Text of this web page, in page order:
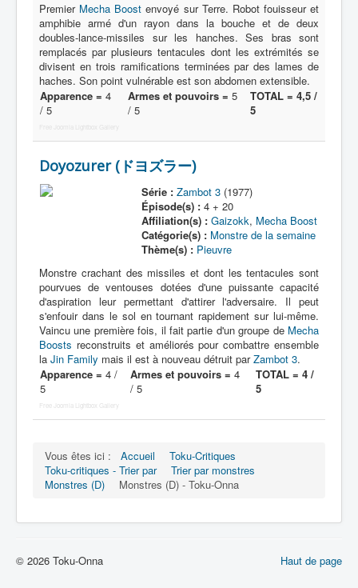
Premier Mecha Boost envoyé sur Terre. Robot fouisseur et
amphibie armé d'un rayon dans la bouche et de deux
doubles-lance-missiles sur les hanches. Ses bras sont
remplacés par plusieurs tentacules dont les extrémités se
divisent en trois ramifications terminées par des lames de
haches. Son point vulnérable est son abdomen extensible.
Apparence = 4
/ 5
Armes et pouvoirs = 5
/ 5
TOTAL = 4,5 /
5
Doyozurer (ドヨズラー)
Série : Zambot 3(1977)
Épisode(s) :4 + 20
Affiliation(s) : Gaizokk, Mecha Boost
Catégorie(s) : Monstre de la semaine
Thème(s) : Pieuvre
Monstre crachant des missiles et dont les tentacules sont
pourvues de ventouses dotées d'une puissante capacité
d'aspiration leur permettant d'attirer l'adversaire. Il peut
s'enfouir dans le sol en tournant rapidement sur lui-même.
Vaincu une première fois, il fait partie d'un groupe de Mecha
Boosts reconstruits et améliorés pour combattre ensemble
la Jin Family mais il est à nouveau détruit parZambot 3.
Apparence = 4 /
5
Armes et pouvoirs = 4
/ 5
TOTAL = 4 /
5
Free Joomla Lightbox Gallery
Vous êtes ici : Accueil
Toku-Critiques
Toku-critiques - Trier par
Trier par monstres
Monstres (D)
Monstres (D) - Toku-Onna
Haut de page
© 2026 Toku-Onna